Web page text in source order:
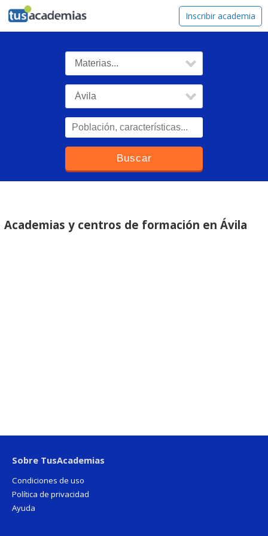
tusacademias Inscribir academia
Academias y centros de formación en Ávila
Sobre TusAcademias
Condiciones de uso
Política de privacidad
Ayuda